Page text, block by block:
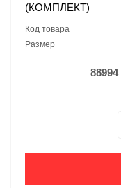
(КОМПЛЕКТ)
Код товара
Размер
88994